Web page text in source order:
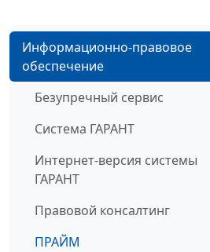
Информационно-правовое
обеспечение
Безупречный сервис
Система ГАРАНТ
Интернет-версия системы
ГАРАНТ
Правовой консалтинг
ПРАЙМ